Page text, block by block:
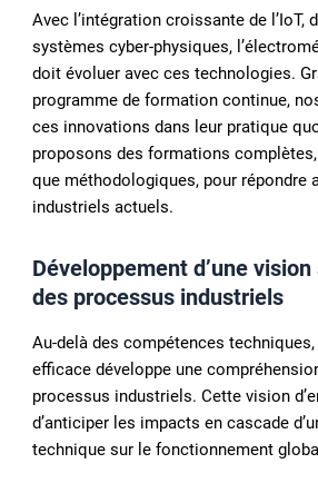
Avec l’intégration croissante de l’IoT,
systèmes cyber-physiques,
doit évoluer avec ces technologies.
programme de formation continue,
ces innovations dans leur pratique
proposons des formations
que méthodologiques, pour répondre
industriels actuels.
Développement d’une
des processus industriels
Au-delà des compétences
efficace développe une
processus industriels. Cette vision
d’anticiper les impacts en cascade
technique sur le fonctionnement